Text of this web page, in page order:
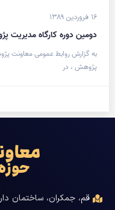
۱۶ فروردین ۱۳۸۹
دومین دوره کارگاه مدیریت
به گزارش روابط عمومی معاونت
پژوهش ، در
قم، جمکران، ساختمان